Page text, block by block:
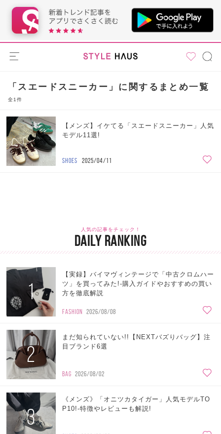
「スエードスニーカー」に関するまとめ一覧
全1件
【メンズ】イケてる「スエードスニーカー」人気
モデル11選!
SHOES 2025/04/11
人気の記事をチェック！
DAILY RANKING
1
【実録】バイマヴィンテージで「中古クロムハー
ツ」を買ってみた!-購入ガイドやおすすめの買い
方を徹底解説
FASHION 2026/08/08
2
まだ知られていない!!【NEXTバズりバッグ】注
目ブランド6選
BAG 2026/08/02
3
《メンズ》「オニツカタイガー」人気モデルTO
P10!-特徴やレビューも解説!